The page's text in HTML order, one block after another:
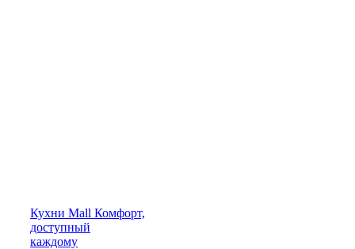
Кухни Mall Комфорт,
доступный
каждому